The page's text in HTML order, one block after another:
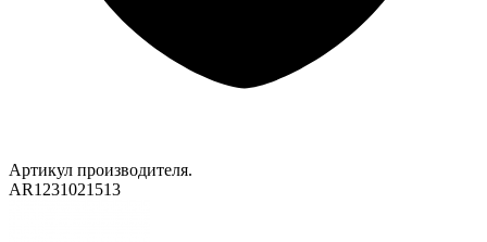
Артикул производителя.
AR1231021513